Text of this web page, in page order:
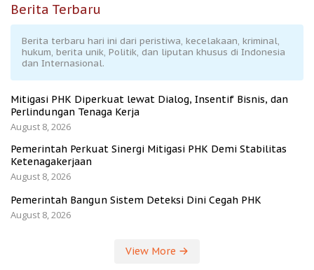
Berita Terbaru
Berita terbaru hari ini dari peristiwa, kecelakaan, kriminal,
hukum, berita unik, Politik, dan liputan khusus di Indonesia
dan Internasional.
Mitigasi PHK Diperkuat lewat Dialog, Insentif Bisnis, dan
Perlindungan Tenaga Kerja
August 8, 2026
Pemerintah Perkuat Sinergi Mitigasi PHK Demi Stabilitas
Ketenagakerjaan
August 8, 2026
Pemerintah Bangun Sistem Deteksi Dini Cegah PHK
August 8, 2026
View More